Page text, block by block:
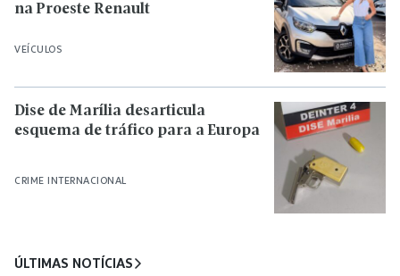
VEÍCULOS
na Proeste Renault
CRIME INTERNACIONAL
Dise de Marília desarticula
esquema de tráfico para a Europa
ÚLTIMAS NOTÍCIAS